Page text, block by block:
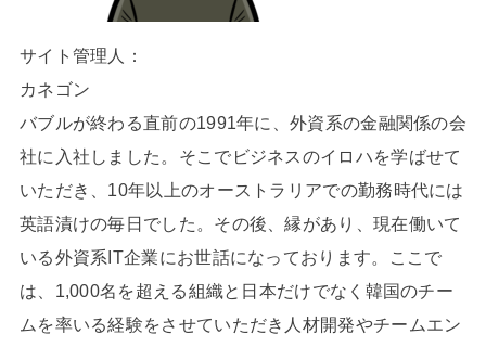
サイト管理人：
カネゴン
バブルが終わる直前の1991年に、外資系の金融関係の会
社に入社しました。そこでビジネスのイロハを学ばせて
いただき、10年以上のオーストラリアでの勤務時代には
英語漬けの毎日でした。その後、縁があり、現在働いて
いる外資系IT企業にお世話になっております。ここで
は、1,000名を超える組織と日本だけでなく韓国のチー
ムを率いる経験をさせていただき人材開発やチームエン